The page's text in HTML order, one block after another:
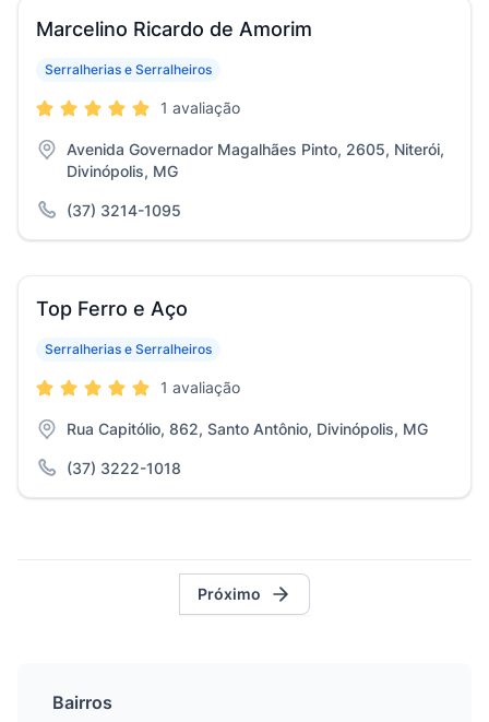
Marcelino Ricardo de Amorim
Serralherias e Serralheiros
1 avaliação
Avenida Governador Magalhães Pinto, 2605, Niterói,
Divinópolis, MG
(37) 3214-1095
Top Ferro e Aço
Serralherias e Serralheiros
1 avaliação
Rua Capitólio, 862, Santo Antônio, Divinópolis, MG
(37) 3222-1018
Próximo
Bairros